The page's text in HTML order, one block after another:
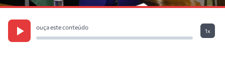
ouça este conteúdo
1x